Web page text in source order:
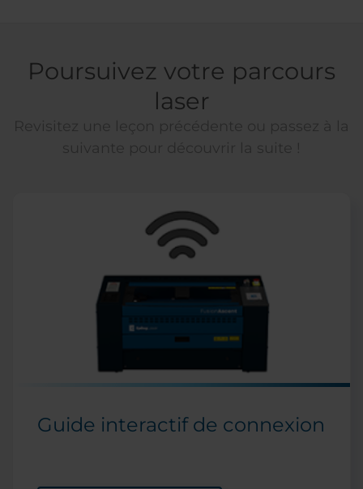
Poursuivez votre parcours
laser
Guide interactif de connexion